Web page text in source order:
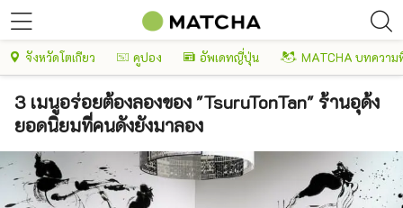
จังหวัดโตเกียว คูปอง อัพเดทญี่ปุ่น MATCHA บทความ
3 เมนูอร่อยต้องลองของ "TsuruTonTan" ร้านอุด้ง
ยอดนิยมที่คนดังยังมาลอง